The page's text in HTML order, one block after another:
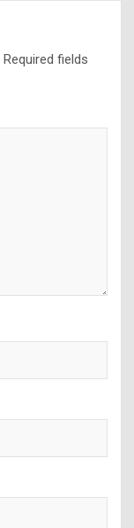
Required fields